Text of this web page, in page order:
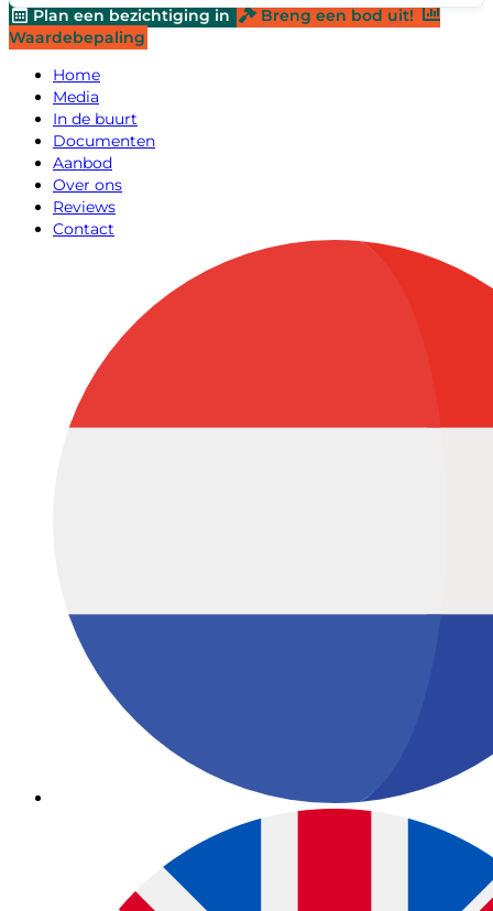
Plan een bezichtiging in
Breng een bod uit!
Waardebepaling
Home
Media
In de buurt
Documenten
Aanbod
Over ons
Reviews
Contact